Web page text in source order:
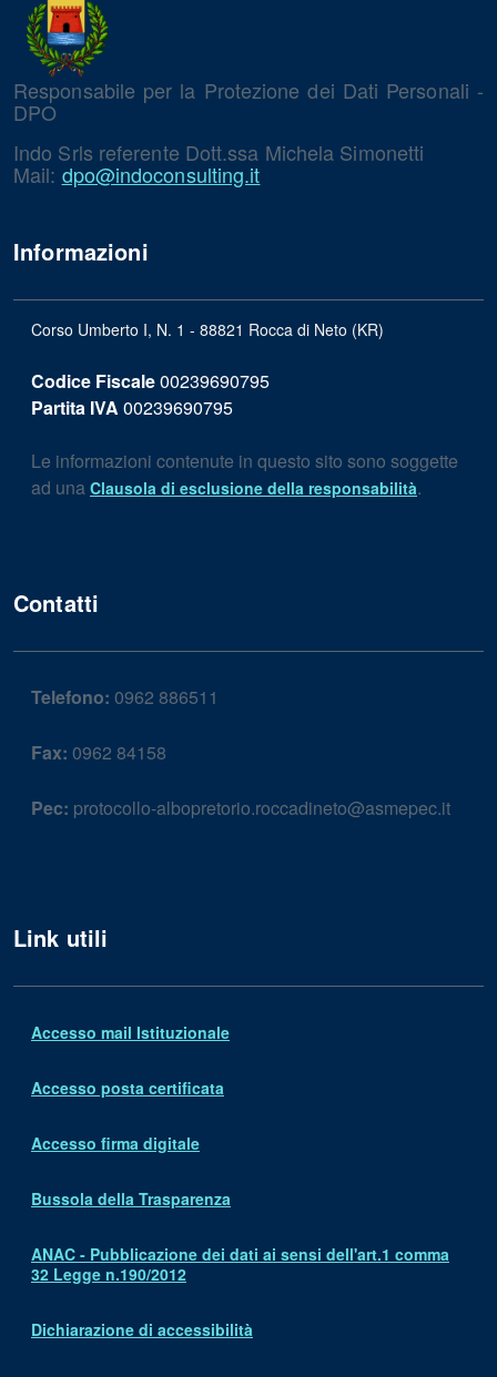
Responsabile per la Protezione dei Dati Personali -
DPO
Indo Srls referente Dott.ssa Michela Simonetti
Mail: dpo@indoconsulting.it
Informazioni
Corso Umberto I, N. 1 - 88821 Rocca di Neto (KR)
Codice Fiscale00239690795
Partita IVA 00239690795
Le informazioni contenute in questo sito sono soggette
ad una Clausola di esclusione della responsabilità.
Contatti
Telefono: 0962 886511
Fax: 0962 84158
Pec: protocollo-albopretorio.roccadineto@asmepec.it
Link utili
Accesso mail Istituzionale
Accesso posta certificata
Accesso firma digitale
Bussola della Trasparenza
ANAC - Pubblicazione dei dati ai sensi dell'art.1 comma
32 Legge n.190/2012
Dichiarazione di accessibilità